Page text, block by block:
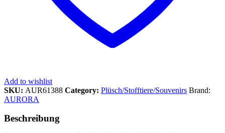
Add to wishlist
SKU: AUR61388 Category: Plüsch/Stofftiere/Souvenirs Brand:
AURORA
Beschreibung